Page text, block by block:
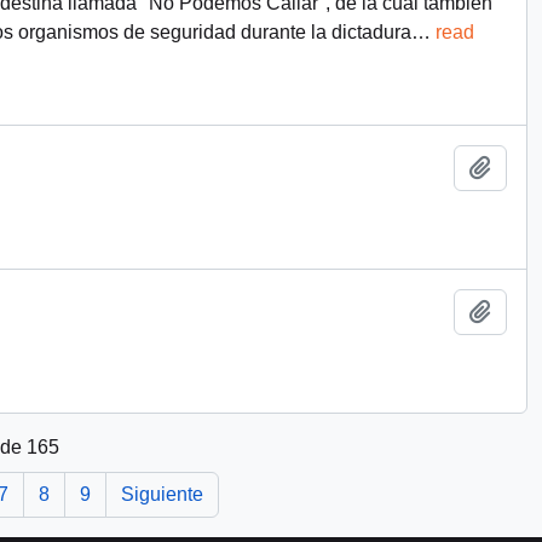
organismos de seguridad durante la dictadura… read
165
8 9 Siguiente